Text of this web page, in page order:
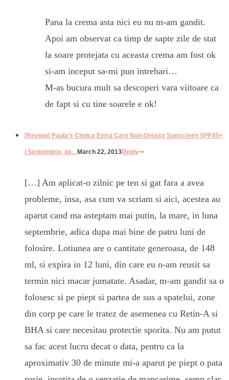
Pana la crema asta nici eu nu m-am gandit.
Apoi am observat ca timp de sapte zile de stat
la soare protejata cu aceasta crema am fost ok
si-am inceput sa-mi pun intrebari…
M-as bucura mult sa descoperi vara viitoare ca
de fapt si cu tine soarele e ok!
[Review] Paula’s Choice Extra Care Non-Greasy Sunscreen SPF45+
| Septembrie, joi… March 22, 2013Reply
[…] Am aplicat-o zilnic pe ten si gat fara a avea
probleme, insa, asa cum va scriam si aici, acestea au
aparut cand ma asteptam mai putin, la mare, in luna
septembrie, adica dupa mai bine de patru luni de
folosire. Lotiunea are o cantitate generoasa, de 148
ml, si expira in 12 luni, din care eu n-am reusit sa
termin nici macar jumatate. Asadar, m-am gandit sa o
folosesc si pe piept si partea de sus a spatelui, zone
din corp pe care le tratez de asemenea cu Retin-A si
BHA si care necesitau protectie sporita. Nu am putut
sa fac acest lucru decat o data, pentru ca la
aproximativ 30 de minute mi-a aparut pe piept o pata